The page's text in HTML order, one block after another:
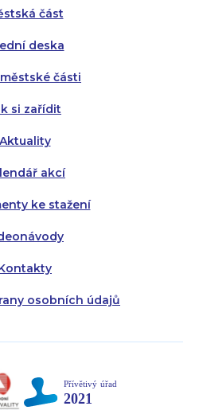
část
deska
části
si zařídit
Aktuality
akcí
ke stažení
osobních údajů